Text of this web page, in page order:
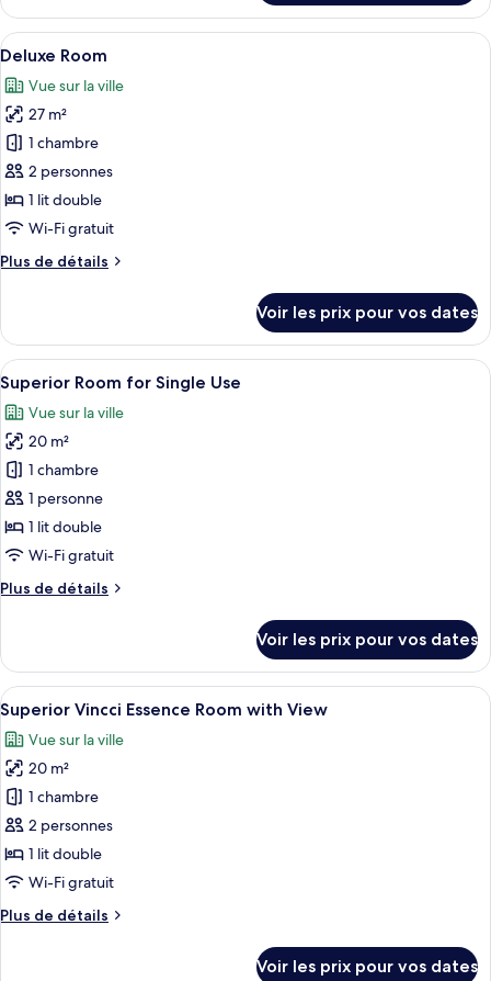
le
type
de
Triple
Deluxe
Room
Afficher
toutes
les
photos
pour
ce
type
de
chambre :
Deluxe
Une chambre d’hôtel moderne,
5
Deluxe Room
Vue sur la ville
27 m²
1 chambre
2 personnes
1 lit double
Wi-Fi gratuit
Plus de détails
Plus
le
type
de
chambre
Deluxe
Room
Voir les prix pour vos dates
Afficher
toutes
les
photos
pour
ce
type
de
chambre :
Superior
Single
Use
Une chambre d’hôtel moderne
5
Superior Room for Single Use
Vue sur la ville
20 m²
1 chambre
1 personne
1 lit double
Wi-Fi gratuit
Plus de détails
Plus
le
type
de
chambre
Superior
Room
for
Single
Use
Voir les prix pour vos dates
Afficher
toutes
les
photos
pour
ce
type
de
chambre :
Superior
Une chambre d’hôtel avec un lit,
5
Superior Vincci Essence Room with View
Vue sur la ville
20 m²
1 chambre
2 personnes
1 lit double
Wi-Fi gratuit
Plus de détails
Plus
Voir les prix pour vos dates